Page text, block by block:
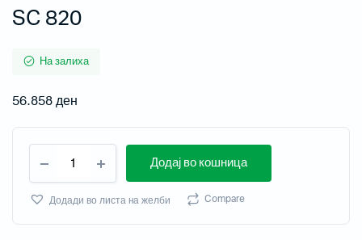
SC 820
На залиха
56.858ден
Додај во кошница
Додади во листа на желби Compare